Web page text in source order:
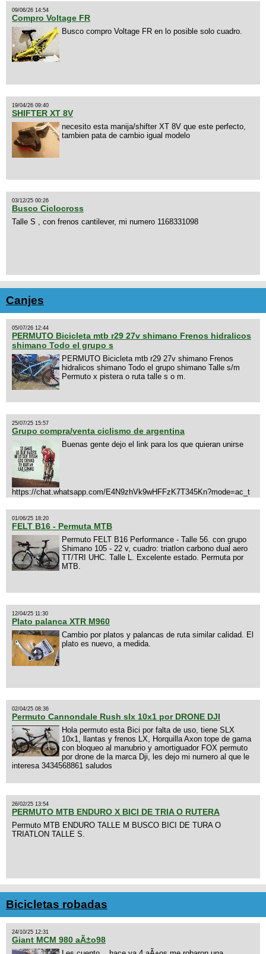
09/06/26 14:54
Compro Voltage FR
Busco compro Voltage FR en lo posible solo cuadro.
19/04/26 09:40
SHIFTER XT 8V
necesito esta manija/shifter XT 8V que este perfecto,
tambien pata de cambio igual modelo
03/12/25 00:26
Busco Ciclocross
Talle S , con frenos cantilever, mi numero 1168331098
Canjes
05/07/26 12:44
PERMUTO Bicicleta mtb r29 27v shimano Frenos hidralicos
shimano Todo el grupo s
PERMUTO Bicicleta mtb r29 27v shimano Frenos
hidralicos shimano Todo el grupo shimano Talle s/m
Permuto x pistera o ruta talle s o m.
25/07/25 15:57
Grupo compra/venta ciclismo de argentina
Buenas gente dejo el link para los que quieran unirse
https://chat.whatsapp.com/E4N9zhVk9wHFFzK7T345Kn?mode=ac_t
01/06/25 18:20
FELT B16 - Permuta MTB
Permuto FELT B16 Performance - Talle 56. con grupo
Shimano 105 - 22 v, cuadro: triatlon carbono dual aero
TT/TRI UHC. Talle L. Excelente estado. Permuta por
MTB.
12/04/25 11:30
Plato palanca XTR M960
Cambio por platos y palancas de ruta similar calidad. El
plato es nuevo, a medida.
02/04/25 08:36
Permuto Cannondale Rush slx 10x1 por DRONE DJI
Hola permuto esta Bici por falta de uso, tiene SLX
10x1, llantas y frenos LX, Horquilla Axon tope de gama
con bloqueo al manubrio y amortiguador FOX permuto
por drone de la marca Dji, les dejo mi numero al que le
interesa 3434568861 saludos
26/02/25 13:54
PERMUTO MTB ENDURO X BICI DE TRIA O RUTERA
Permuto MTB ENDURO TALLE M BUSCO BICI DE TURA O
TRIATLON TALLE S.
Bicicletas robadas
24/10/25 12:31
Giant MCM 980 aÃ±o98